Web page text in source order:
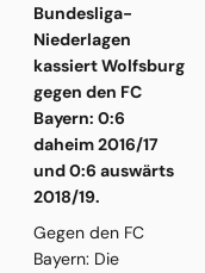
Bundesliga-
Niederlagen
kassiert Wolfsburg
gegen den FC
Bayern: 0:6
daheim 2016/17
und 0:6 auswärts
2018/19.
Gegen den FC
Bayern: Die